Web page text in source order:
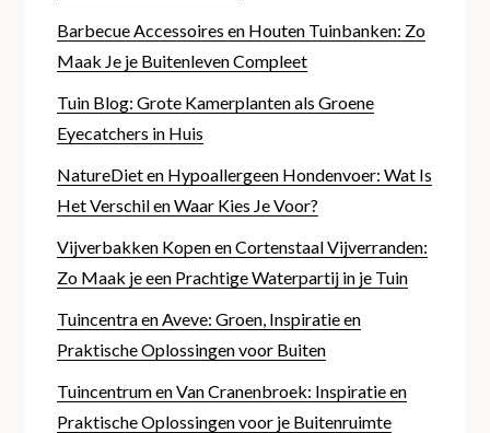
Barbecue Accessoires en Houten Tuinbanken: Zo
Maak Je je Buitenleven Compleet
Tuin Blog: Grote Kamerplanten als Groene
Eyecatchers in Huis
NatureDiet en Hypoallergeen Hondenvoer: Wat Is
Het Verschil en Waar Kies Je Voor?
Vijverbakken Kopen en Cortenstaal Vijverranden:
Zo Maak je een Prachtige Waterpartij in je Tuin
Tuincentra en Aveve: Groen, Inspiratie en
Praktische Oplossingen voor Buiten
Tuincentrum en Van Cranenbroek: Inspiratie en
Praktische Oplossingen voor je Buitenruimte